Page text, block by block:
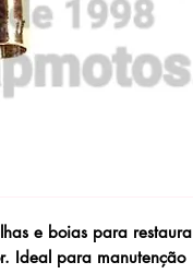
e boias para
Ideal para manutenção